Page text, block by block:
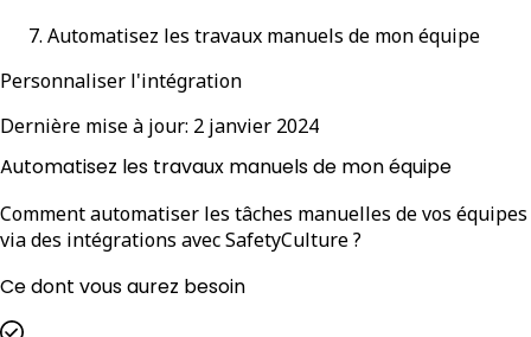
Automatisez les travaux manuels de mon équipe
Personnaliser l'intégration
Dernière mise à jour: 2 janvier 2024
Automatisez les travaux manuels de mon équipe
Comment automatiser les tâches manuelles de vos équipes
via des intégrations avec SafetyCulture ?
Ce dont vous aurez besoin